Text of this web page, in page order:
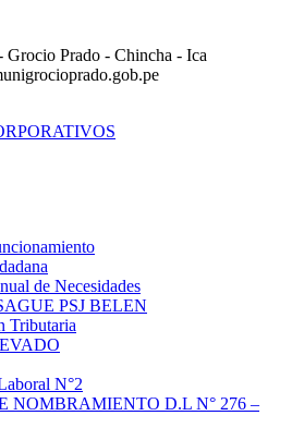
Grocio Prado - Chincha - Ica
de Necesidades
PSJ BELEN
Tributaria
N°2
NOMBRAMIENTO D.L N° 276 –